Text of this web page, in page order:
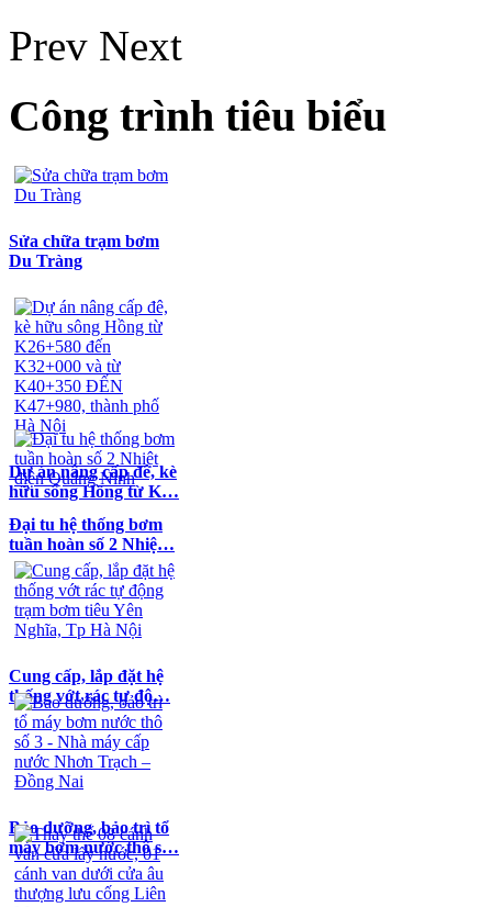
Prev Next
Công trình tiêu biểu
Sửa chữa trạm bơm
Du Tràng
Dự án nâng cấp đê, kè
hữu sông Hồng từ K…
Đại tu hệ thống bơm
tuần hoàn số 2 Nhiệ…
Cung cấp, lắp đặt hệ
thống vớt rác tự độ…
Bảo dưỡng, bảo trì tổ
máy bơm nước thô s…